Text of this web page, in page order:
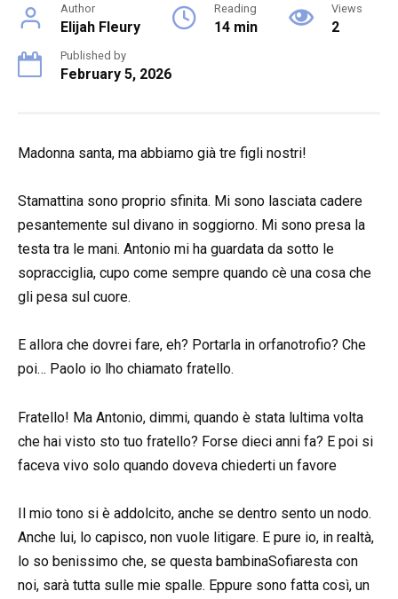
Author
Elijah Fleury
Reading
14 min
Views
2
Published by
February 5, 2026
Madonna santa, ma abbiamo già tre figli nostri!
Stamattina sono proprio sfinita. Mi sono lasciata cadere
pesantemente sul divano in soggiorno. Mi sono presa la
testa tra le mani. Antonio mi ha guardata da sotto le
sopracciglia, cupo come sempre quando cè una cosa che
gli pesa sul cuore.
E allora che dovrei fare, eh? Portarla in orfanotrofio? Che
poi… Paolo io lho chiamato fratello.
Fratello! Ma Antonio, dimmi, quando è stata lultima volta
che hai visto sto tuo fratello? Forse dieci anni fa? E poi si
faceva vivo solo quando doveva chiederti un favore
Il mio tono si è addolcito, anche se dentro sento un nodo.
Anche lui, lo capisco, non vuole litigare. E pure io, in realtà,
lo so benissimo che, se questa bambinaSofiaresta con
noi, sarà tutta sulle mie spalle. Eppure sono fatta così, un